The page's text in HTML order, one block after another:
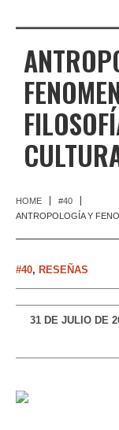
HOME
#40
ANTROPOLOGÍA Y
#40, RESEÑAS
31 DE JULIO DE